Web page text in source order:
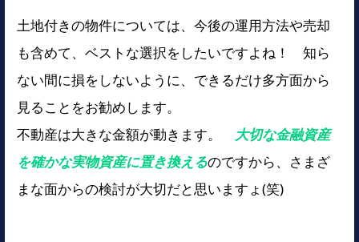
土地付きの物件については、今後の運用方法や売却
も含めて、ベストな選択をしたいですよね！ 知ら
ない間に損をしないように、できるだけ多方面から
見ることをお勧めします。
不動産は大きな金額が動きます。 大切な金融資産
を確かな実物資産に置き換えるのですから、さまざ
まな面からの検討が大切だと思いますょ(笑)